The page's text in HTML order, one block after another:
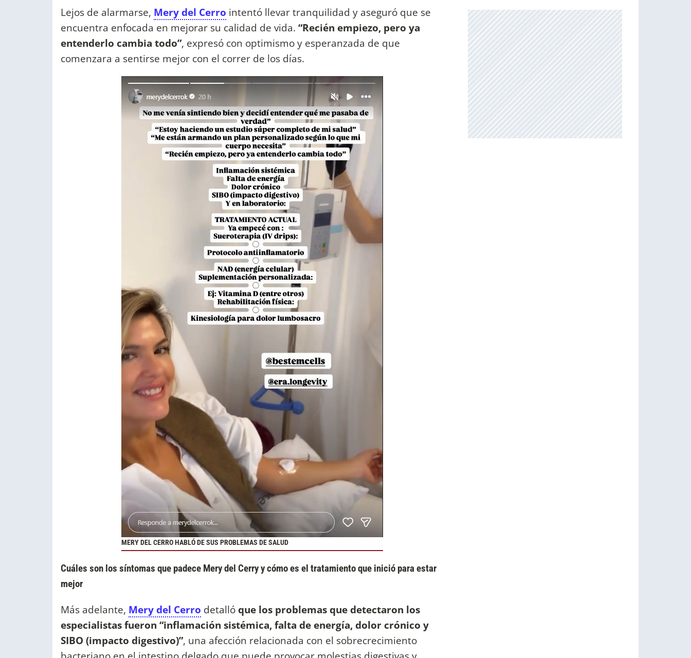
Lejos de alarmarse, Mery del Cerro intentó llevar tranquilidad y aseguró que se
encuentra enfocada en mejorar su calidad de vida. “Recién empiezo, pero ya
entenderlo cambia todo”, expresó con optimismo y esperanzada de que
comenzara a sentirse mejor con el correr de los días.
MERY DEL CERRO HABLÓ DE SUS PROBLEMAS DE SALUD
Cuáles son los síntomas que padece Mery del Cerry y cómo es el tratamiento que inició para estar
mejor
Más adelante, Mery del Cerro detallóque los problemas que detectaron los
especialistas fueron “inflamación sistémica, falta de energía, dolor crónico y
SIBO (impacto digestivo)”, una afección relacionada con el sobrecrecimiento